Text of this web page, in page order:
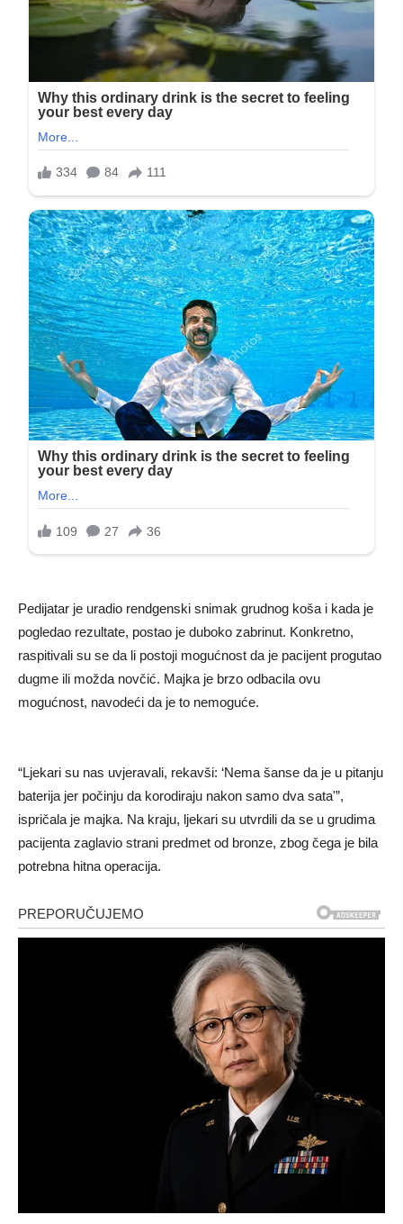
Pedijatar je uradio rendgenski snimak grudnog koša i kada je
pogledao rezultate, postao je duboko zabrinut. Konkretno,
raspitivali su se da li postoji mogućnost da je pacijent progutao
dugme ili možda novčić. Majka je brzo odbacila ovu
mogućnost, navodeći da je to nemoguće.
“Ljekari su nas uvjeravali, rekavši: ‘Nema šanse da je u pitanju
baterija jer počinju da korodiraju nakon samo dva sata'”,
ispričala je majka. Na kraju, ljekari su utvrdili da se u grudima
pacijenta zaglavio strani predmet od bronze, zbog čega je bila
potrebna hitna operacija.